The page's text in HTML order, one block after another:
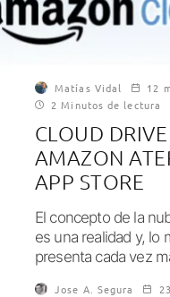
Matías Vidal
12
2 Minutos de lectura
CLOUD
AMAZON
APP STORE
El concepto de la
es una realidad y, lo
presenta cada vez
Jose A. Segura